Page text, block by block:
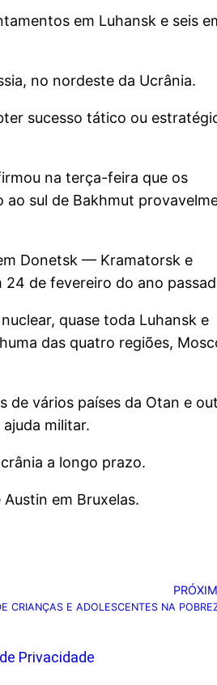
em Luhansk e seis
no nordeste da Ucrânia.
sucesso tático ou
na terça-feira que os
sul de Bakhmut
Donetsk — Kramatorsk e
24 de fevereiro do ano
quase toda Luhansk e
das quatro regiões,
de vários países da Otan e
militar.
a longo prazo.
em Bruxelas.
CRIANÇAS E ADOLESCENTES NA
Privacidade